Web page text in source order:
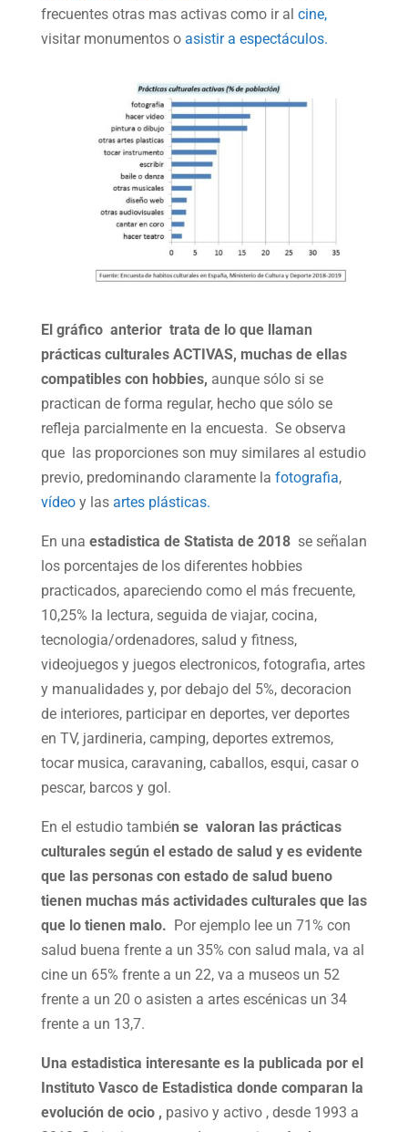
frecuentes otras mas activas como ir al cine,
visitar monumentos o asistir a espectáculos.
El gráfico anterior trata de lo que llaman
prácticas culturales ACTIVAS, muchas de ellas
compatibles con hobbies, aunque sólo si se
practican de forma regular, hecho que sólo se
refleja parcialmente en la encuesta. Se observa
que las proporciones son muy similares al estudio
previo, predominando claramente la fotografia,
vídeoy lasartes plásticas.
En una estadistica de Statista de 2018 se señalan
los porcentajes de los diferentes hobbies
practicados, apareciendo como el más frecuente,
10,25% la lectura, seguida de viajar, cocina,
tecnologia/ordenadores, salud y fitness,
videojuegos y juegos electronicos, fotografia, artes
y manualidades y, por debajo del 5%, decoracion
de interiores, participar en deportes, ver deportes
en TV, jardineria, camping, deportes extremos,
tocar musica, caravaning, caballos, esqui, casar o
pescar, barcos y gol.
En el estudio también se valoran las prácticas
culturales según el estado de salud y es evidente
que las personas con estado de salud bueno
tienen muchas más actividades culturales que las
que lo tienen malo. Por ejemplo lee un 71% con
salud buena frente a un 35% con salud mala, va al
cine un 65% frente a un 22, va a museos un 52
frente a un 20 o asisten a artes escénicas un 34
frente a un 13,7.
Una estadistica interesante es la publicada por el
Instituto Vasco de Estadistica donde comparan la
evolución de ocio , pasivo y activo , desde 1993 a